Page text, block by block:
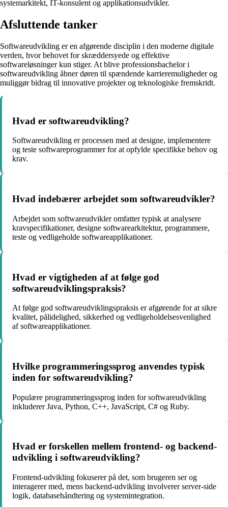
systemarkitekt, IT-konsulent og applikationsudvikler.
Afsluttende tanker
Softwareudvikling er en afgørende disciplin i den moderne digitale
verden, hvor behovet for skræddersyede og effektive
softwareløsninger kun stiger. At blive professionsbachelor i
softwareudvikling åbner døren til spændende karrieremuligheder og
muliggør bidrag til innovative projekter og teknologiske fremskridt.
Hvad er softwareudvikling?
Softwareudvikling er processen med at designe, implementere
og teste softwareprogrammer for at opfylde specifikke behov og
krav.
Hvad indebærer arbejdet som softwareudvikler?
Arbejdet som softwareudvikler omfatter typisk at analysere
kravspecifikationer, designe softwarearkitektur, programmere,
teste og vedligeholde softwareapplikationer.
Hvad er vigtigheden af at følge god
softwareudviklingspraksis?
At følge god softwareudviklingspraksis er afgørende for at sikre
kvalitet, pålidelighed, sikkerhed og vedligeholdelsesvenlighed
af softwareapplikationer.
Hvilke programmeringssprog anvendes typisk
inden for softwareudvikling?
Populære programmeringssprog inden for softwareudvikling
inkluderer Java, Python, C++, JavaScript, C# og Ruby.
Hvad er forskellen mellem frontend- og backend-
udvikling i softwareudvikling?
Frontend-udvikling fokuserer på det, som brugeren ser og
interagerer med, mens backend-udvikling involverer server-side
logik, databasehåndtering og systemintegration.